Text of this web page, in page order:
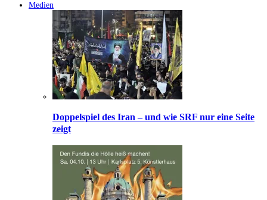
Medien
Doppelspiel des Iran – und wie SRF nur eine Seite
zeigt